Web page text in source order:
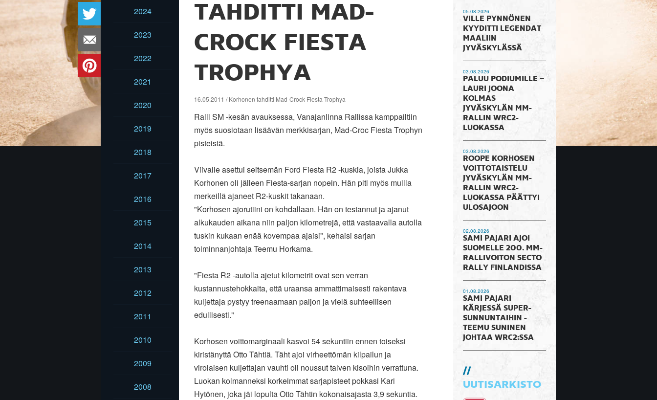
2024
2023
2022
2021
2020
2019
2018
2017
2016
2015
2014
2013
2012
2011
2010
2009
2008
TAHDITTI MAD-
CROCK FIESTA
TROPHYA
16.05.2011 / Korhonen tahditti Mad-Crock Fiesta Trophya
Ralli SM -kesän avauksessa, Vanajanlinna Rallissa kamppailtiin
myös suosiotaan lisäävän merkkisarjan, Mad-Croc Fiesta Trophyn
pisteistä.
Viivalle asettui seitsemän Ford Fiesta R2 -kuskia, joista Jukka
Korhonen oli jälleen Fiesta-sarjan nopein. Hän piti myös muilla
merkeillä ajaneet R2-kuskit takanaan.
"Korhosen ajorutiini on kohdallaan. Hän on testannut ja ajanut
alkukauden aikana niin paljon kilometrejä, että vastaavalla autolla
tuskin kukaan enää kovempaa ajaisi", kehaisi sarjan
toiminnanjohtaja Teemu Horkama.
"Fiesta R2 -autolla ajetut kilometrit ovat sen verran
kustannustehokkaita, että uraansa ammattimaisesti rakentava
kuljettaja pystyy treenaamaan paljon ja vielä suhteellisen
edullisesti."
Korhosen voittomarginaali kasvoi 54 sekuntiin ennen toiseksi
kiristänyttä Otto Tähtiä. Täht ajoi virheettömän kilpailun ja
virolaisen kuljettajan vauhti oli noussut talven kisoihin verrattuna.
Luokan kolmanneksi korkeimmat sarjapisteet pokkasi Kari
Hytönen, joka jäi lopulta Otto Tähtin kokonaisajasta 3,9 sekuntia.
05.08.2026
VILLE PYNNÖNEN
KYYDITTI LEGENDAT
MAALIIN
JYVÄSKYLÄSSÄ
03.08.2026
PALUU PODIUMILLE –
LAURI JOONA
KOLMAS
JYVÄSKYLÄN MM-
RALLIN WRC2-
LUOKASSA
03.08.2026
ROOPE KORHOSEN
VOITTOTAISTELU
JYVÄSKYLÄN MM-
RALLIN WRC2-
LUOKASSA PÄÄTTYI
ULOSAJOON
02.08.2026
SAMI PAJARI AJOI
SUOMELLE 200. MM-
RALLIVOITON SECTO
RALLY FINLANDISSA
01.08.2026
SAMI PAJARI
KÄRJESSÄ SUPER-
SUNNUNTAIHIN -
TEEMU SUNINEN
JOHTAA WRC2:SSA
UUTISARKISTO